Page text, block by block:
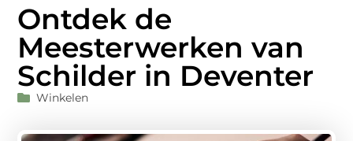
Ontdek de
Meesterwerken van
Schilder in Deventer
Winkelen